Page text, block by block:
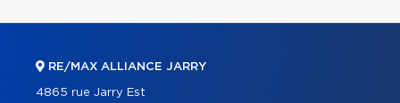
RE/MAX ALLIANCE JARRY
4865 rue Jarry Est